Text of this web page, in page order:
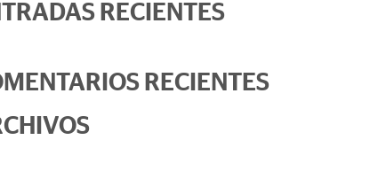
RECIENTES
RECIENTES